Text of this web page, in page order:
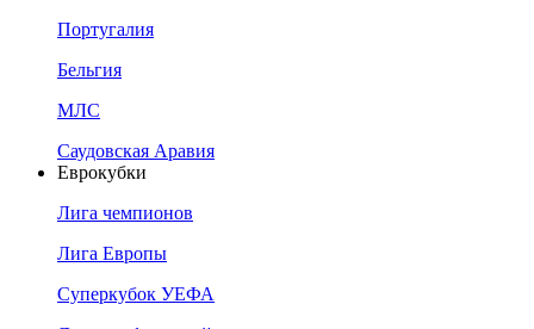
Португалия
Бельгия
МЛС
Саудовская Аравия
Еврокубки
Лига чемпионов
Лига Европы
Суперкубок УЕФА